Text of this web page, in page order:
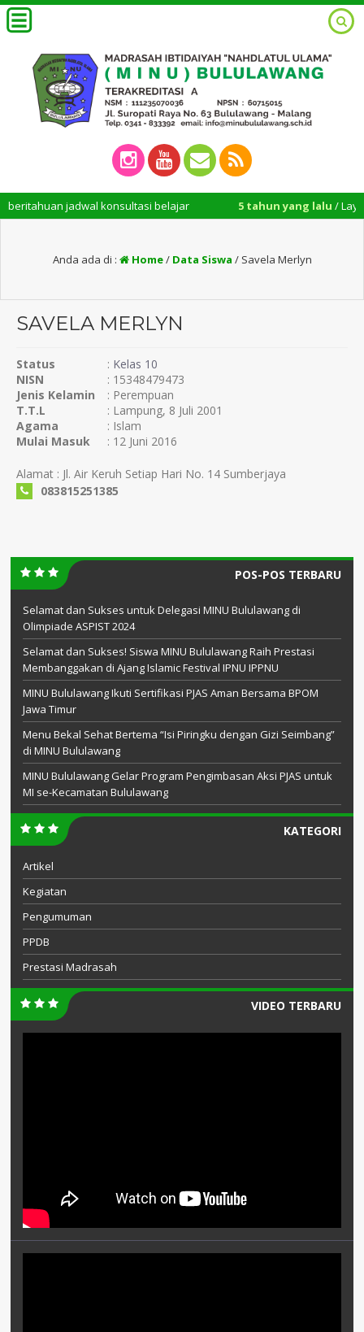
jadwal konsultasi belajar 5 tahun yang lalu/
Anda ada di : Home/ Data Siswa / Savela Merlyn
SAVELA MERLYN
Status : Kelas 10
NISN
: 15348479473
Jenis Kelamin
: Perempuan
T.T.L
: Lampung, 8 Juli 2001
Agama
: Islam
Mulai Masuk
: 12 Juni 2016
Alamat : Jl. Air Keruh Setiap Hari No. 14 Sumberjaya
083815251385
POS-POS TERBARU
Selamat dan Sukses untuk Delegasi MINU Bululawang di
Olimpiade ASPIST 2024
Selamat dan Sukses! Siswa MINU Bululawang Raih Prestasi
Membanggakan di Ajang Islamic Festival IPNU IPPNU
MINU Bululawang Ikuti Sertifikasi PJAS Aman Bersama BPOM
Jawa Timur
Menu Bekal Sehat Bertema “Isi Piringku dengan Gizi Seimbang”
di MINU Bululawang
MINU Bululawang Gelar Program Pengimbasan Aksi PJAS untuk
MI se-Kecamatan Bululawang
KATEGORI
Artikel
Kegiatan
Pengumuman
PPDB
Prestasi Madrasah
VIDEO TERBARU